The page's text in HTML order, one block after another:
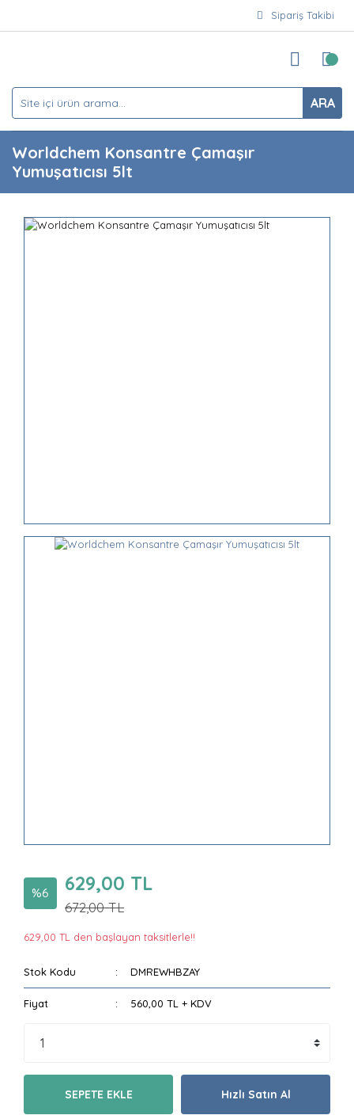
Sipariş Takibi
ARA
Worldchem Konsantre Çamaşır
Yumuşatıcısı 5lt
%6 629,00 TL
672,00 TL
629,00 TL den başlayan taksitlerle!!
Stok Kodu DMREWHBZAY
Fiyat 560,00 TL + KDV
SEPETE EKLE Hızlı Satın Al